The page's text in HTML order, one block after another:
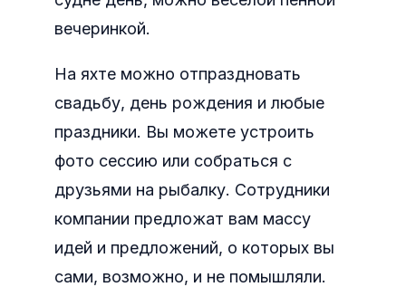
вечеринкой.
На яхте можно отпраздновать
свадьбу, день рождения и любые
праздники. Вы можете устроить
фото сессию или собраться с
друзьями на рыбалку. Сотрудники
компании предложат вам массу
идей и предложений, о которых вы
сами, возможно, и не помышляли.